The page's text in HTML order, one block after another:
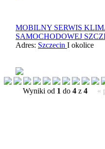
MOBILNY SERWIS
SAMOCHODOWEJ
Adres: Szczecin I okolice
Wyniki od 1 do4 z4 «